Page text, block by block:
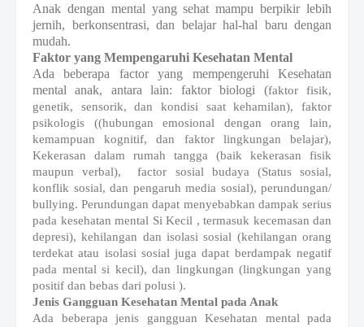
Anak dengan mental yang sehat mampu berpikir lebih
jernih, berkonsentrasi, dan belajar hal-hal baru dengan
mudah.
Faktor yang Mempengaruhi Kesehatan Mental
Ada beberapa factor yang mempengeruhi Kesehatan
mental anak, antara lain: faktor biologi (faktor fisik,
genetik, sensorik, dan kondisi saat kehamilan), faktor
psikologis ((hubungan emosional dengan orang lain,
kemampuan kognitif, dan faktor lingkungan belajar),
Kekerasan dalam rumah tangga (baik kekerasan fisik
maupun verbal),
factor sosial budaya (Status sosial,
konflik sosial, dan pengaruh media sosial), perundungan/
bullying. Perundungan dapat menyebabkan dampak serius
pada kesehatan mental Si Kecil , termasuk kecemasan dan
depresi), kehilangan dan isolasi sosial (kehilangan orang
terdekat atau isolasi sosial juga dapat berdampak negatif
pada mental si kecil), dan lingkungan (lingkungan yang
positif dan bebas dari polusi ).
Jenis Gangguan Kesehatan Mental pada Anak
Ada beberapa jenis gangguan Kesehatan mental pada